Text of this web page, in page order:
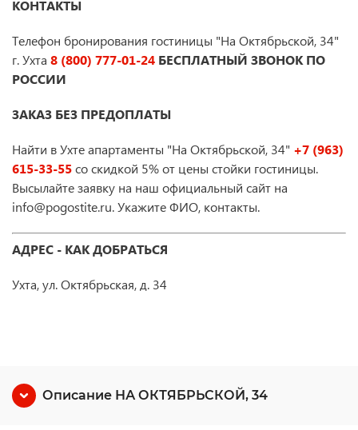
КОНТАКТЫ
Телефон бронирования гостиницы "На Октябрьской, 34"
г. Ухта 8 (800) 777-01-24 БЕСПЛАТНЫЙ ЗВОНОК ПО
РОССИИ
ЗАКАЗ БЕЗ ПРЕДОПЛАТЫ
Найти в Ухте апартаменты "На Октябрьской, 34" +7 (963)
615-33-55со скидкой 5% от цены стойки гостиницы.
Высылайте заявку на наш официальный сайт на
info@pogostite.ru. Укажите ФИО, контакты.
АДРЕС - КАК ДОБРАТЬСЯ
Ухта, ул. Октябрьская, д. 34
Описание НА ОКТЯБРЬСКОЙ, 34